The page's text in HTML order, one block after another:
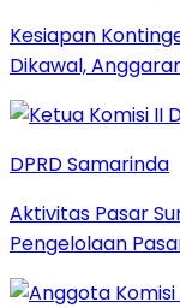
Kesiapan
Dikawal,
DPRD Samarinda
Aktivitas Pasar
Pengelolaan